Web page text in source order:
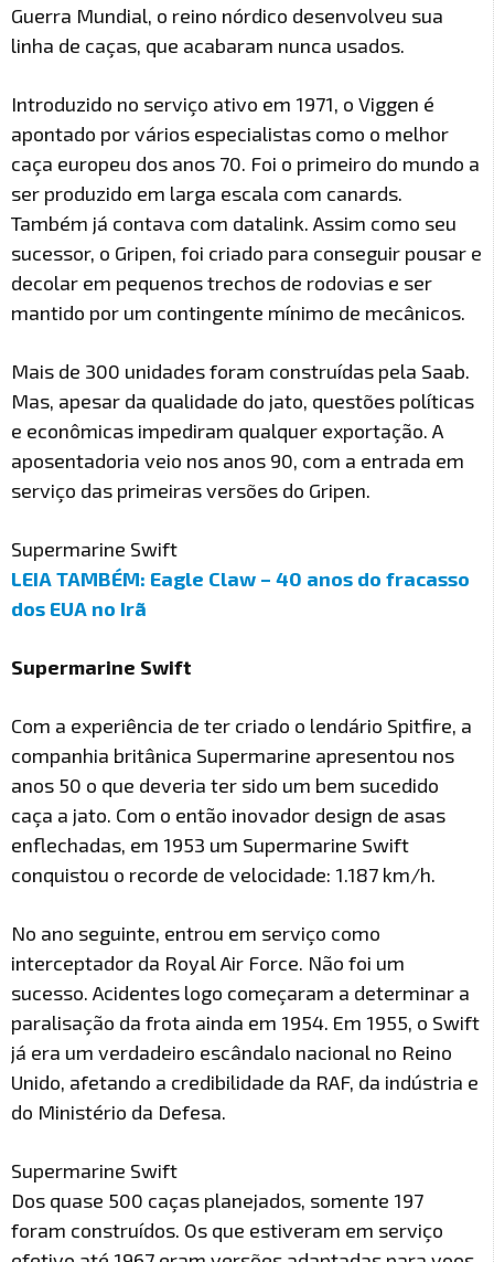
Guerra Mundial, o reino nórdico desenvolveu sua
linha de caças, que acabaram nunca usados.
Introduzido no serviço ativo em 1971, o Viggen é
apontado por vários especialistas como o melhor
caça europeu dos anos 70. Foi o primeiro do mundo a
ser produzido em larga escala com canards.
Também já contava com datalink. Assim como seu
sucessor, o Gripen, foi criado para conseguir pousar e
decolar em pequenos trechos de rodovias e ser
mantido por um contingente mínimo de mecânicos.
Mais de 300 unidades foram construídas pela Saab.
Mas, apesar da qualidade do jato, questões políticas
e econômicas impediram qualquer exportação. A
aposentadoria veio nos anos 90, com a entrada em
serviço das primeiras versões do Gripen.
Supermarine Swift
LEIA TAMBÉM: Eagle Claw – 40 anos do fracasso
dos EUA no Irã
Supermarine Swift
Com a experiência de ter criado o lendário Spitfire, a
companhia britânica Supermarine apresentou nos
anos 50 o que deveria ter sido um bem sucedido
caça a jato. Com o então inovador design de asas
enflechadas, em 1953 um Supermarine Swift
conquistou o recorde de velocidade: 1.187 km/h.
No ano seguinte, entrou em serviço como
interceptador da Royal Air Force. Não foi um
sucesso. Acidentes logo começaram a determinar a
paralisação da frota ainda em 1954. Em 1955, o Swift
já era um verdadeiro escândalo nacional no Reino
Unido, afetando a credibilidade da RAF, da indústria e
do Ministério da Defesa.
Supermarine Swift
Dos quase 500 caças planejados, somente 197
foram construídos. Os que estiveram em serviço